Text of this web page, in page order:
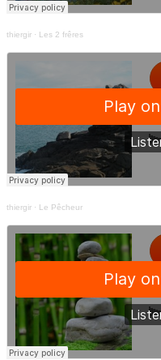
thiergir · Les 2 frêres
thiergir · Le Pêcheur